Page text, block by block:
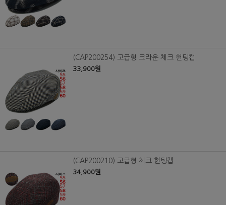
(CAP200254) 고급형 크라운 체크 헌팅캡
33,900원
(CAP200210) 고급형 체크 헌팅캡
34,900원